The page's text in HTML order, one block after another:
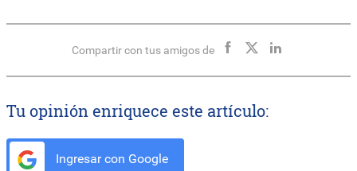
Compartir con tus amigos de
Tu opinión enriquece este artículo:
Ingresar con Google